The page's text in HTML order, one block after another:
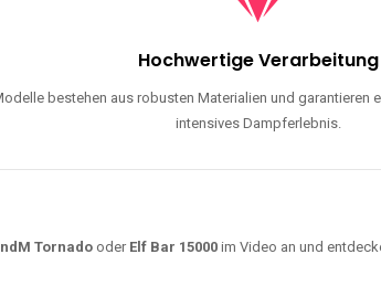
Hochwertige Verarbeitung
bestehen aus robusten Materialien und garantieren
intensives Dampferlebnis.
Tornado oder Elf Bar 15000 im Video an und